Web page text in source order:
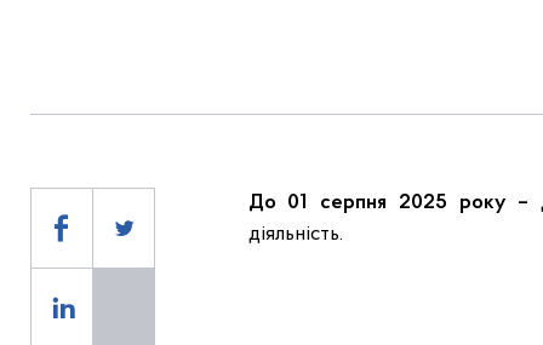
До 01 серпня 2025 року –
діяльність.